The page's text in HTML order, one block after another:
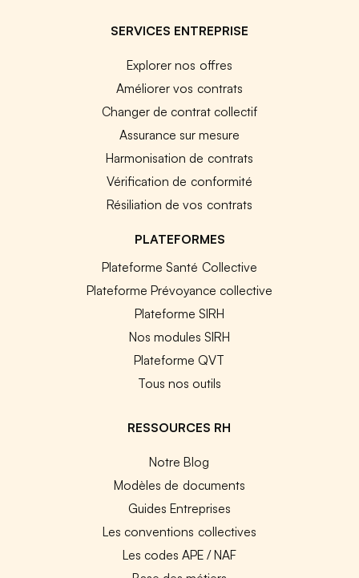
SERVICES ENTREPRISE
Explorer nos offres
Améliorer vos contrats
Changer de contrat collectif
Assurance sur mesure
Harmonisation de contrats
Vérification de conformité
Résiliation de vos contrats
PLATEFORMES
Plateforme Santé Collective
Plateforme Prévoyance collective
Plateforme SIRH
Nos modules SIRH
Plateforme QVT
Tous nos outils
RESSOURCES RH
Notre Blog
Modèles de documents
Guides Entreprises
Les conventions collectives
Les codes APE / NAF